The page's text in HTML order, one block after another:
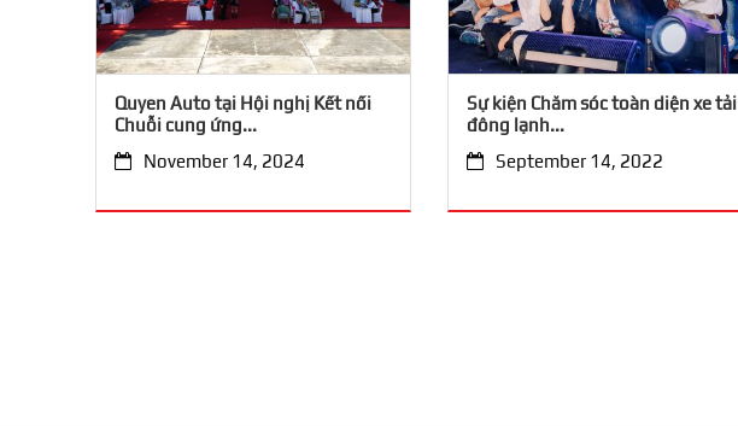
Quyen Auto tại Hội nghị Kết nối
Chuỗi cung ứng...
November 14, 2024
Sự kiện Chăm sóc toàn diện xe tải
đông lạnh...
September 14, 2022